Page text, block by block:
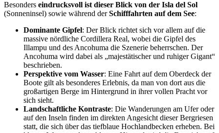
Besonders eindrucksvoll ist dieser Blick von der Isla del Sol
(Sonneninsel) sowie während derSchifffahrten auf dem See:
Dominante Gipfel: Der Blick richtet sich vor allem auf die
massive nördliche Cordillera Real, wobei die Gipfel des
Illampu und des Ancohuma die Szenerie beherrschen. Der
Ancohuma wird dabei als „majestätischer und ruhiger Gigant“
beschrieben.
Perspektive vom Wasser: Eine Fahrt auf dem Oberdeck der
Boote gilt als besonderes Erlebnis, da man von dort aus die
großartigen Berge im Hintergrund in ihrer vollen Pracht vor
sich sieht.
Landschaftliche Kontraste: Die Wanderungen am Ufer oder
auf den Inseln finden im direkten Angesicht dieser Bergriesen
statt, die sich über das tiefblaue Hochlandbecken erheben. Bei